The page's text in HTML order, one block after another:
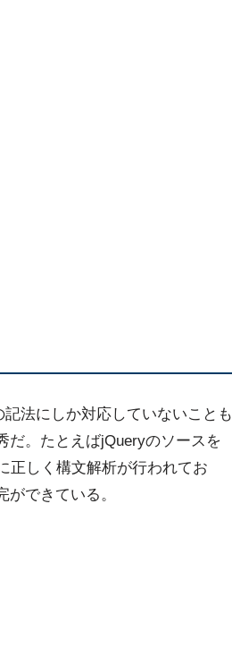
法にしか対応していないことも
だ。たとえばjQueryのソースを
正しく構文解析が行われてお
できている。